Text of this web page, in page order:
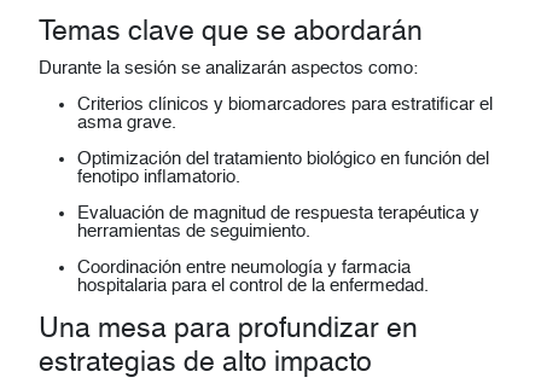
Temas clave que se abordarán
Durante la sesión se analizarán aspectos como:
Criterios clínicos y biomarcadores para estratificar el
asma grave.
Optimización del tratamiento biológico en función del
fenotipo inflamatorio.
Evaluación de magnitud de respuesta terapéutica y
herramientas de seguimiento.
Coordinación entre neumología y farmacia
hospitalaria para el control de la enfermedad.
Una mesa para profundizar en
estrategias de alto impacto